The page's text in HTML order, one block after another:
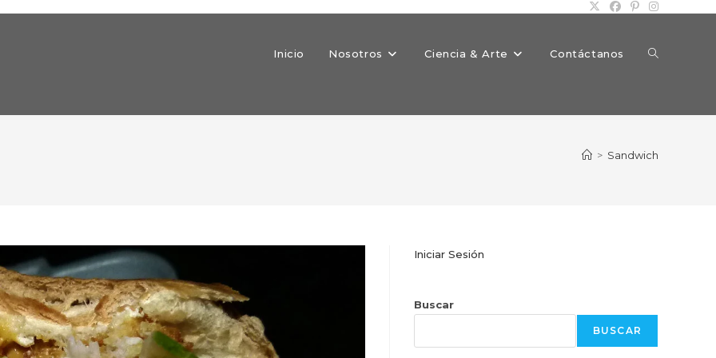
Inicio Nosotros Ciencia & Arte Contáctanos Alternar
> Sandwich
Iniciar Sesión
Buscar
BUSCAR